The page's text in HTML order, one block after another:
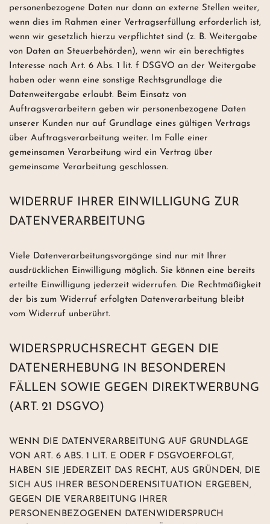
personenbezogene Daten nur dann an externe Stellen weiter,
wenn dies im Rahmen einer Vertragserfüllung erforderlich ist,
wenn wir gesetzlich hierzu verpflichtet sind (z. B. Weitergabe
von Daten an Steuerbehörden), wenn wir ein berechtigtes
Interesse nach Art. 6 Abs. 1 lit. f DSGVO an der Weitergabe
haben oder wenn eine sonstige Rechtsgrundlage die
Datenweitergabe erlaubt. Beim Einsatz von
Auftragsverarbeitern geben wir personenbezogene Daten
unserer Kunden nur auf Grundlage eines gültigen Vertrags
über Auftragsverarbeitung weiter. Im Falle einer
gemeinsamen Verarbeitung wird ein Vertrag über
gemeinsame Verarbeitung geschlossen.
WIDERRUF IHRER EINWILLIGUNG ZUR
DATENVERARBEITUNG
Viele Datenverarbeitungsvorgänge sind nur mit Ihrer
ausdrücklichen Einwilligung möglich. Sie können eine bereits
erteilte Einwilligung jederzeit widerrufen. Die Rechtmäßigkeit
der bis zum Widerruf erfolgten Datenverarbeitung bleibt
vom Widerruf unberührt.
WIDERSPRUCHSRECHT GEGEN DIE
DATENERHEBUNG IN BESONDEREN
FÄLLEN SOWIE GEGEN DIREKTWERBUNG
(ART. 21 DSGVO)
WENN DIE DATENVERARBEITUNG AUF GRUNDLAGE
VON ART. 6 ABS. 1 LIT. E ODER F DSGVOERFOLGT,
HABEN SIE JEDERZEIT DAS RECHT, AUS GRÜNDEN, DIE
SICH AUS IHRER BESONDERENSITUATION ERGEBEN,
GEGEN DIE VERARBEITUNG IHRER
PERSONENBEZOGENEN DATENWIDERSPRUCH